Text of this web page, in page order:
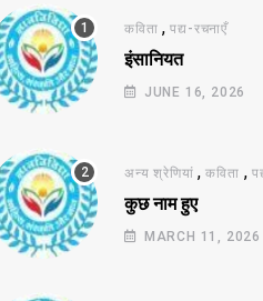
कविता ,पद्य-रचनाएँ
इंसानियत
JUNE 16, 2026
अन्य श्रेणियां ,कविता ,
कुछ नाम हुए
MARCH 11, 2026